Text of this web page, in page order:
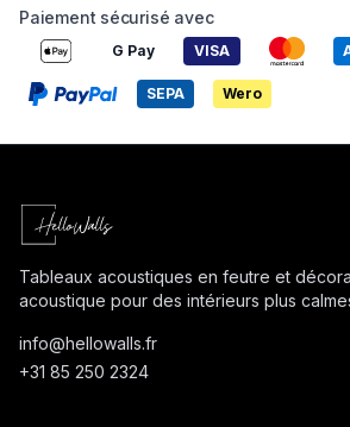
Paiement sécurisé avec
G Pay VISA
SEPA Wero
Tableaux acoustiques en feutre et
acoustique pour des intérieurs plus
info@hellowalls.fr
+31 85 250 2324